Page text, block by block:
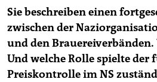
Sie beschreiben einen
zwischen der
und den Brauereiverbänden.
Und welche Rolle spielte der
Preiskontrolle im NS